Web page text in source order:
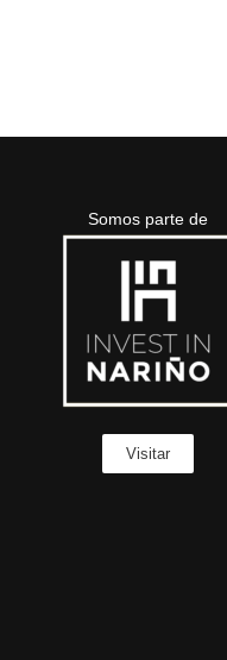
Somos parte de
Visitar